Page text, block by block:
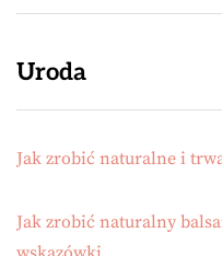
Uroda
Jak zrobić naturalne i
Jak zrobić naturalny